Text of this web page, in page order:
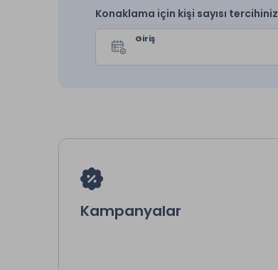
Konaklama için kişi sayısı tercihiniz
Giriş
Kampanyalar